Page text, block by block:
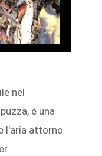
nel
è una
l'aria attorno